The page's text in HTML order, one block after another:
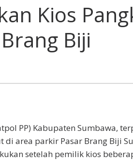
Kios
Biji
PP) Kabupaten Sumbawa,
area parkir Pasar Brang Biji
setelah pemilik kios